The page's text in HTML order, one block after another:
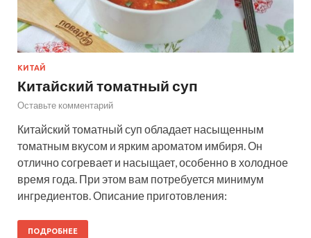
КИТАЙ
Китайский томатный суп
Оставьте комментарий
Китайский томатный суп обладает насыщенным
томатным вкусом и ярким ароматом имбиря. Он
отлично согревает и насыщает, особенно в холодное
время года. При этом вам потребуется минимум
ингредиентов. Описание приготовления:
ПОДРОБНЕЕ